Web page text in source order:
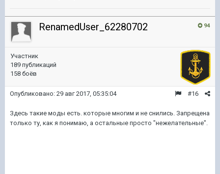
94
RenamedUser_62280702
Участник
189 публикаций
158 боёв
#16
Опубликовано: 29 авг 2017, 05:35:04
Здесь такие моды есть. которые многим и не снились. Запрещена
только ту, как я понимаю, а остальные просто "нежелательные".